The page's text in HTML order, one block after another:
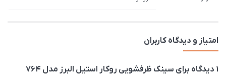
امتیاز و دیدگاه کاربران
1 دیدگاه برای سينک ظرفشویی روکار استیل البرز مدل 764